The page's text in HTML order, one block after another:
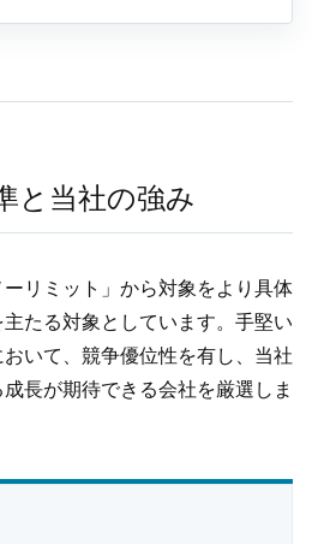
と当社の強み
リミット」から対象をより具体
たる対象としています。手堅い
いて、競争優位性を有し、当社
長が期待できる会社を厳選しま